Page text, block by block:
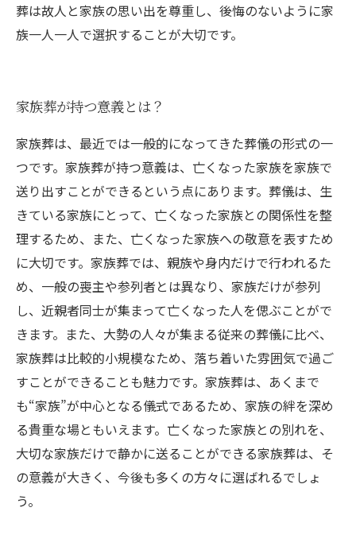
葬は故人と家族の思い出を尊重し、後悔のないように家
族一人一人で選択することが大切です。
家族葬が持つ意義とは？
家族葬は、最近では一般的になってきた葬儀の形式の一
つです。家族葬が持つ意義は、亡くなった家族を家族で
送り出すことができるという点にあります。葬儀は、生
きている家族にとって、亡くなった家族との関係性を整
理するため、また、亡くなった家族への敬意を表すため
に大切です。家族葬では、親族や身内だけで行われるた
め、一般の喪主や参列者とは異なり、家族だけが参列
し、近親者同士が集まって亡くなった人を偲ぶことがで
きます。また、大勢の人々が集まる従来の葬儀に比べ、
家族葬は比較的小規模なため、落ち着いた雰囲気で過ご
すことができることも魅力です。家族葬は、あくまで
も“家族”が中心となる儀式であるため、家族の絆を深め
る貴重な場ともいえます。亡くなった家族との別れを、
大切な家族だけで静かに送ることができる家族葬は、そ
の意義が大きく、今後も多くの方々に選ばれるでしょ
う。